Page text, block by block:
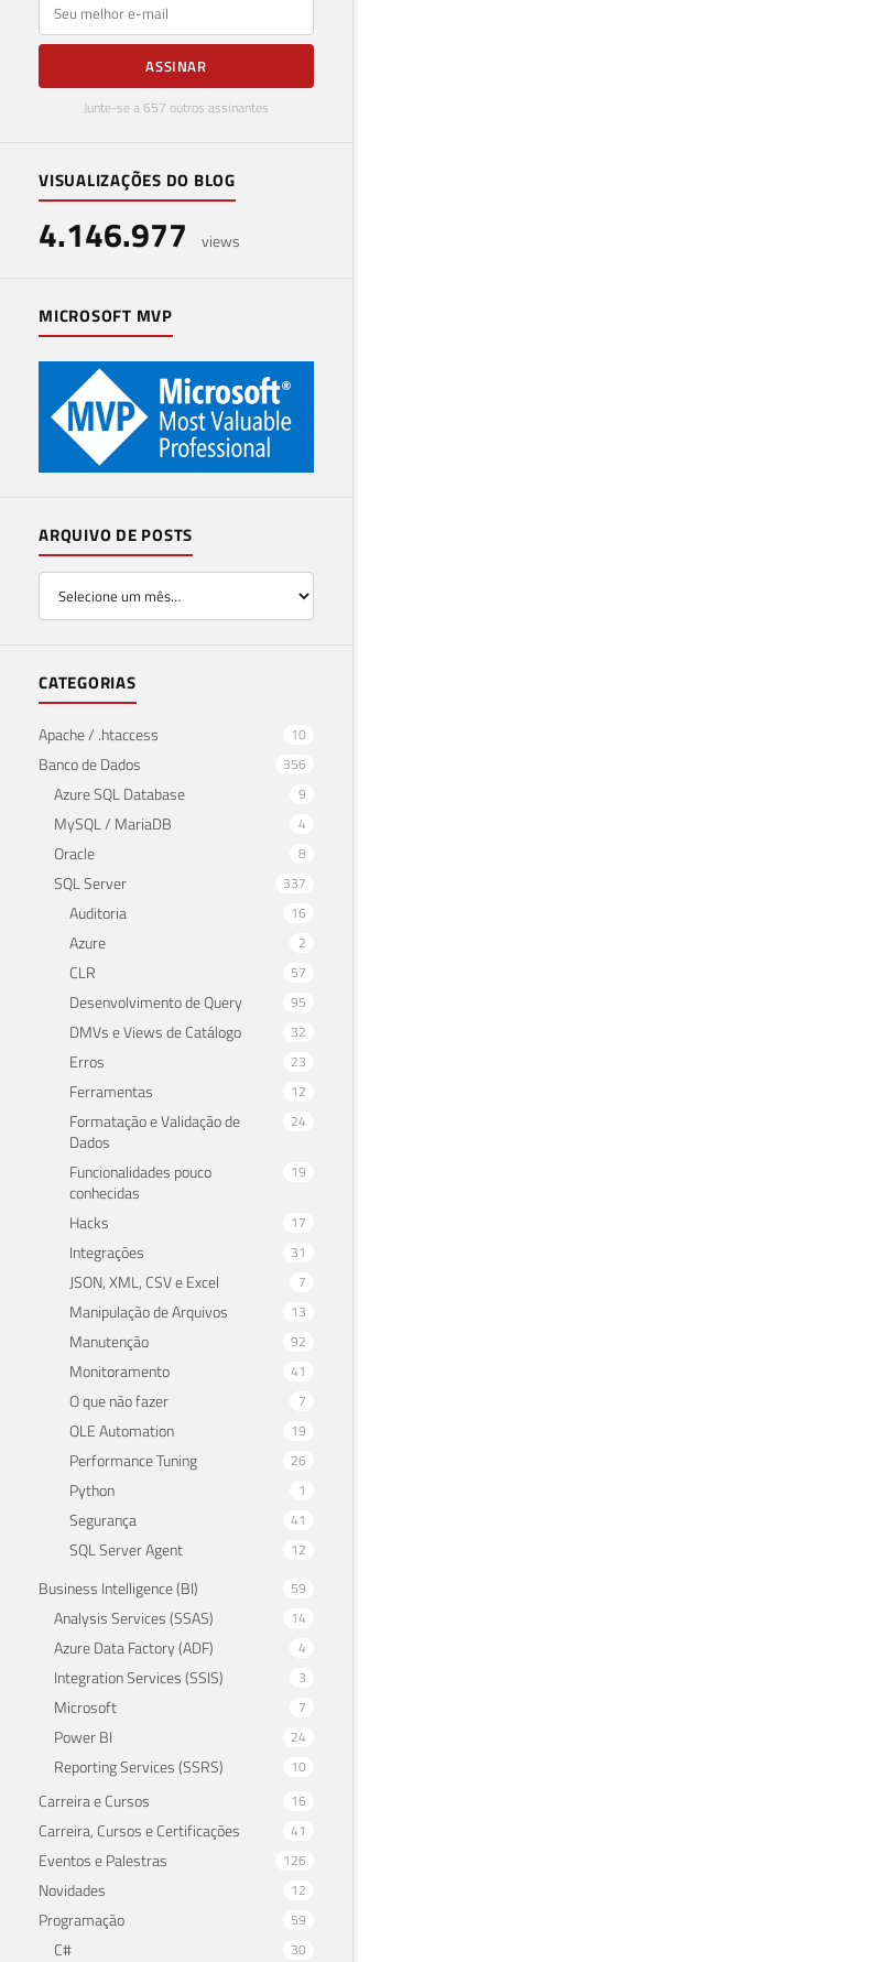
ASSINAR
Junte-se a 657 outros assinantes
VISUALIZAÇÕES DO BLOG
4.146.977 views
MICROSOFT MVP
ARQUIVO DE POSTS
CATEGORIAS
Apache / .htaccess 10
Banco de Dados 356
Azure SQL Database 9
MySQL / MariaDB 4
Oracle 8
SQL Server 337
Auditoria 16
Azure 2
CLR 57
Desenvolvimento de Query 95
DMVs e Views de Catálogo 32
Erros 23
Ferramentas 12
Formatação e Validação de
Dados
24
Funcionalidades pouco
conhecidas
19
Hacks 17
Integrações 31
JSON, XML, CSV e Excel 7
Manipulação de Arquivos 13
Manutenção 92
Monitoramento 41
O que não fazer 7
OLE Automation 19
Performance Tuning 26
Python 1
Segurança 41
SQL Server Agent 12
Business Intelligence (BI) 59
Analysis Services (SSAS) 14
Azure Data Factory (ADF) 4
Integration Services (SSIS) 3
Microsoft 7
Power BI 24
Reporting Services (SSRS) 10
Carreira e Cursos 16
Carreira, Cursos e Certificações 41
Eventos e Palestras 126
Novidades 12
Programação 59
C# 30